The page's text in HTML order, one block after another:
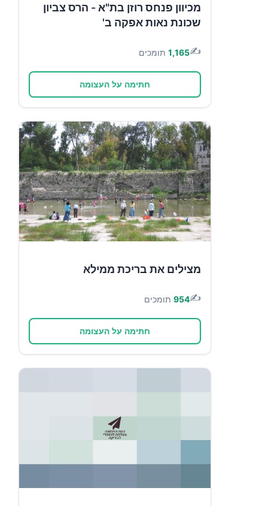
מכיוון פנחס רוזן בת"א - הרס צביון
שכונת נאות אפקה ב'
✍️
1,165 תומכים
חתימה על העצומה
מצילים את בריכת ממילא
✍️
954 תומכים
חתימה על העצומה